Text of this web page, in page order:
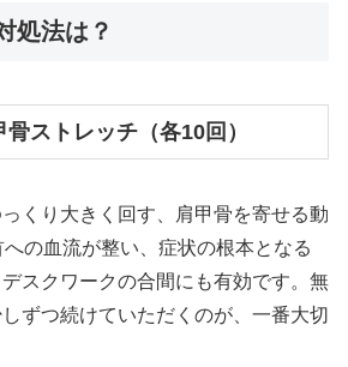
処法は？
ストレッチ（各10回）
くり大きく回す、肩甲骨を寄せる動
の血流が整い、症状の根本となる
スクワークの合間にも有効です。無
ずつ続けていただくのが、一番大切